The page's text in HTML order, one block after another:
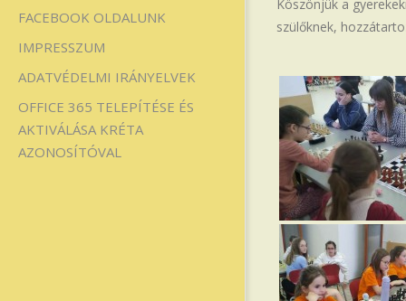
FACEBOOK OLDALUNK
IMPRESSZUM
ADATVÉDELMI IRÁNYELVEK
OFFICE 365 TELEPÍTÉSE ÉS
AKTIVÁLÁSA KRÉTA
AZONOSÍTÓVAL
Köszönjük a
szülőknek,